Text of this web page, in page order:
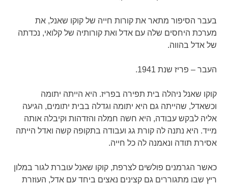
בעבר הסיפור מתאר את קורות חייה של קוקו שאנל, את
מערכת היחסים שלה עם אדל ואת קורותיה של קלואי, נכדתה
של אדל בהווה.
העבר – פריז שנת 1941.
קוקו שאנל ניהלה בית תפירה בפריז. היא הייתה יתומה
וכשאדל, שהייתה גם היא יתומה וגדלה בבית יתומים, הגיעה
אליה לבקש עבודה, היא חשה חמלה והזדהות וקיבלה אותה
מייד. היא נתנה לה קורת גג ועבודה בתקופה קשה ואדל הייתה
אסירת תודה ונאמנה לה כל חייה.
כאשר הגרמנים פולשים לצרפת, קוקו שאנל עוברת לגור במלון
ריץ שבו מתגוררים גם קצינים נאצים ביחד עם אדל, העוזרת